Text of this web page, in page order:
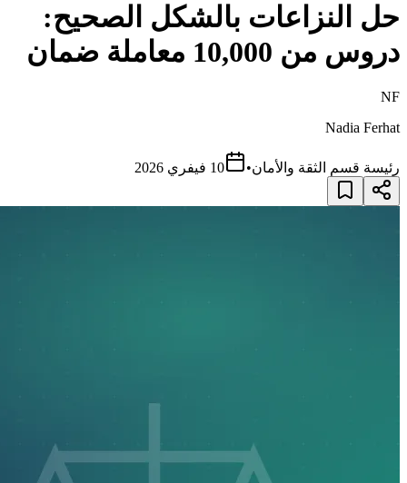
حل النزاعات بالشكل الصحيح:
دروس من 10,000 معاملة ضمان
NF
Nadia Ferhat
رئيسة قسم الثقة والأمان• 10 فيفري 2026